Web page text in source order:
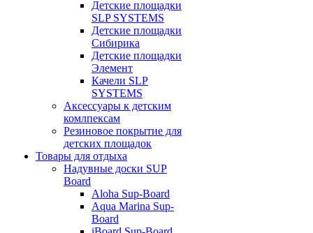
Детские площадки
SLP SYSTEMS
Детские площадки
Сибирика
Детские площадки
Элемент
Качели SLP
SYSTEMS
Аксессуары к детским
комлпексам
Резиновое покрытие для
детских площадок
Товары для отдыха
Надувные доски SUP
Board
Aloha Sup-Board
Aqua Marina Sup-
Board